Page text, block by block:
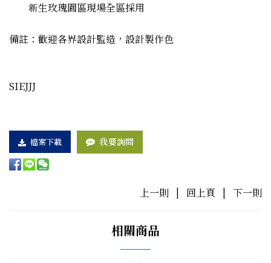
新生玫瑰園區現場全區採用
備註：歡迎各界設計監造，設計製作色
SIEJJJ
檔案下載 我要詢問
上一則 | 回上頁 | 下一則
相關商品